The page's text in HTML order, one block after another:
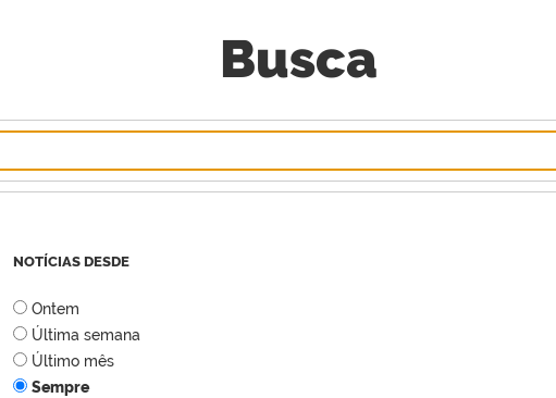
Busca
NOTÍCIAS DESDE
Ontem
Última semana
Último mês
Sempre